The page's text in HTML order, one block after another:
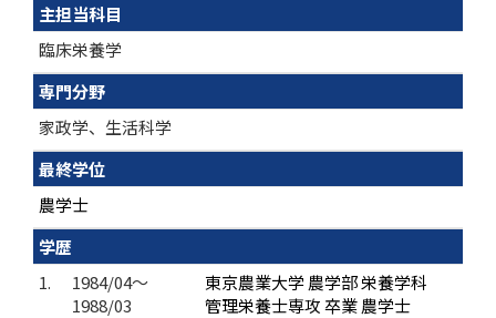
主担当科目
臨床栄養学
専門分野
家政学、生活科学
最終学位
農学士
学歴
1.
1984/04～
1988/03
東京農業大学 農学部 栄養学科
管理栄養士専攻 卒業 農学士